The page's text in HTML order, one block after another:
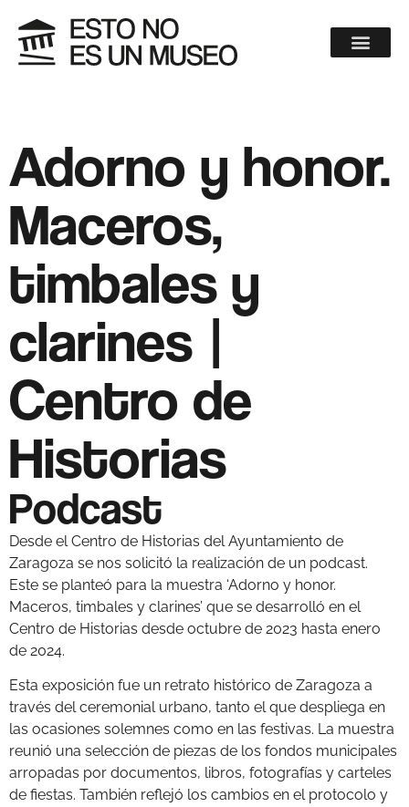
Adorno y honor.
Maceros,
timbales y
clarines |
Centro de
Historias
Podcast
Desde el Centro de Historias del Ayuntamiento de
Zaragoza se nos solicitó la realización de un podcast.
Este se planteó para la muestra ‘Adorno y honor.
Maceros, timbales y clarines’ que se desarrolló en el
Centro de Historias desde octubre de 2023 hasta enero
de 2024.
Esta exposición fue un retrato histórico de Zaragoza a
través del ceremonial urbano, tanto el que despliega en
las ocasiones solemnes como en las festivas. La muestra
reunió una selección de piezas de los fondos municipales
arropadas por documentos, libros, fotografías y carteles
de fiestas. También reflejó los cambios en el protocolo y